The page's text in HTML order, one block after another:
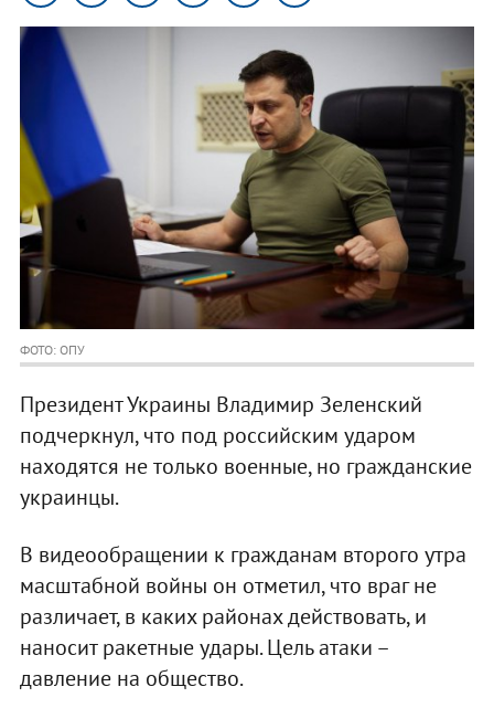
ФОТО: ОПУ
Президент Украины Владимир Зеленский
подчеркнул, что под российским ударом
находятся не только военные, но гражданские
украинцы.
В видеообращении к гражданам второго утра
масштабной войны он отметил, что враг не
различает, в каких районах действовать, и
наносит ракетные удары. Цель атаки –
давление на общество.